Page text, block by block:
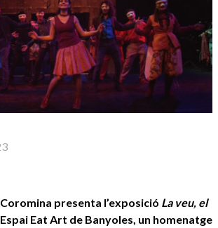
presenta l’exposició La veu, el
Eat Art de Banyoles, un homenatge